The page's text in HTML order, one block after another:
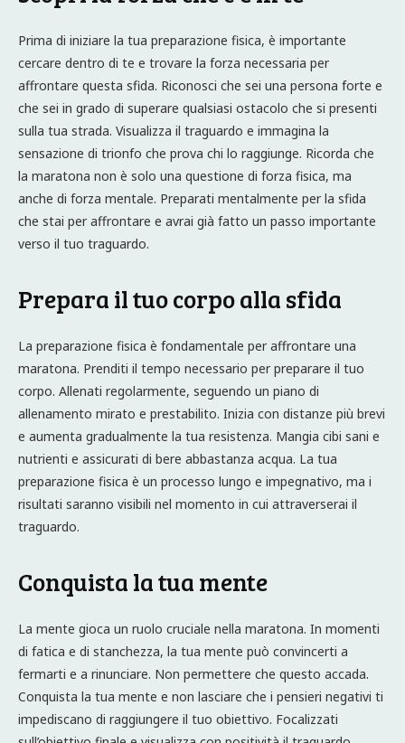
Prima di iniziare la tua preparazione fisica, è importante
cercare dentro di te e trovare la forza necessaria per
affrontare questa sfida. Riconosci che sei una persona forte e
che sei in grado di superare qualsiasi ostacolo che si presenti
sulla tua strada. Visualizza il traguardo e immagina la
sensazione di trionfo che prova chi lo raggiunge. Ricorda che
la maratona non è solo una questione di forza fisica, ma
anche di forza mentale. Preparati mentalmente per la sfida
che stai per affrontare e avrai già fatto un passo importante
verso il tuo traguardo.
Prepara il tuo corpo alla sfida
La preparazione fisica è fondamentale per affrontare una
maratona. Prenditi il tempo necessario per preparare il tuo
corpo. Allenati regolarmente, seguendo un piano di
allenamento mirato e prestabilito. Inizia con distanze più brevi
e aumenta gradualmente la tua resistenza. Mangia cibi sani e
nutrienti e assicurati di bere abbastanza acqua. La tua
preparazione fisica è un processo lungo e impegnativo, ma i
risultati saranno visibili nel momento in cui attraverserai il
traguardo.
Conquista la tua mente
La mente gioca un ruolo cruciale nella maratona. In momenti
di fatica e di stanchezza, la tua mente può convincerti a
fermarti e a rinunciare. Non permettere che questo accada.
Conquista la tua mente e non lasciare che i pensieri negativi ti
impediscano di raggiungere il tuo obiettivo. Focalizzati